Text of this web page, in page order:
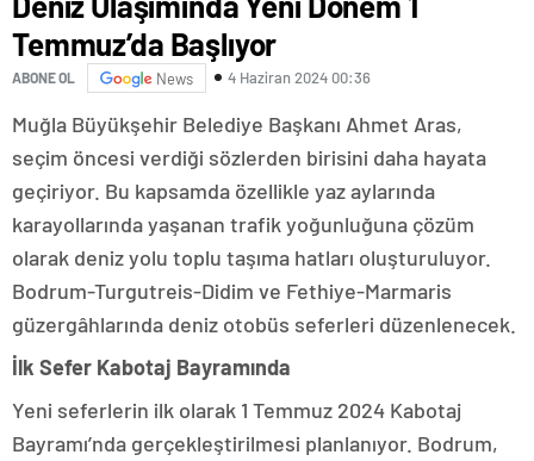
Temmuz’da Başlıyor
ABONE OL News 4 Haziran 2024 00:36
Muğla Büyükşehir Belediye Başkanı Ahmet Aras,
seçim öncesi verdiği sözlerden birisini daha hayata
geçiriyor. Bu kapsamda özellikle yaz aylarında
karayollarında yaşanan trafik yoğunluğuna çözüm
olarak deniz yolu toplu taşıma hatları oluşturuluyor.
Bodrum-Turgutreis-Didim ve Fethiye-Marmaris
güzergâhlarında deniz otobüs seferleri düzenlenecek.
İlk Sefer Kabotaj Bayramında
Yeni seferlerin ilk olarak 1 Temmuz 2024 Kabotaj
Bayramı’nda gerçekleştirilmesi planlanıyor. Bodrum,